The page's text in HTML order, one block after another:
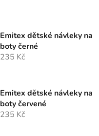
Emitex dětské návleky na
boty černé
235 Kč
Emitex dětské návleky na
boty červené
235 Kč